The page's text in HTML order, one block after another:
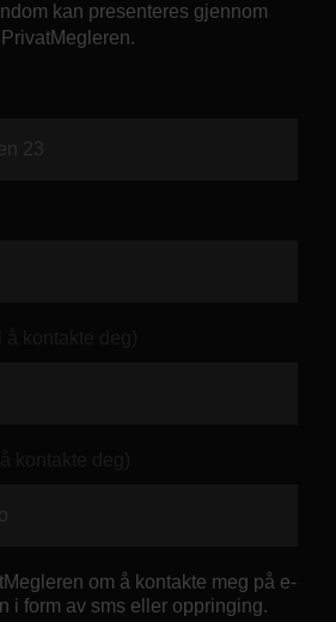
kan presenteres gjennom
PrivatMegleren.
om å kontakte meg på e-
i form av sms eller oppringing.